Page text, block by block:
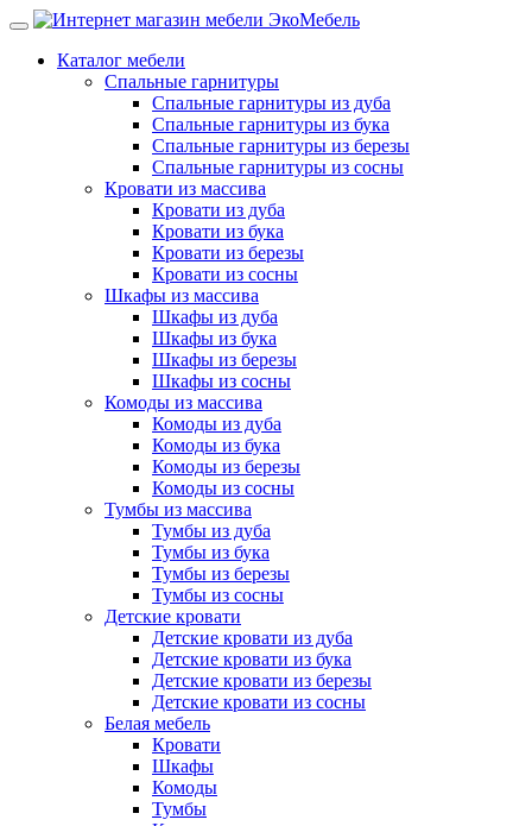
Каталог мебели
Спальные гарнитуры
Спальные гарнитуры из дуба
Спальные гарнитуры из бука
Спальные гарнитуры из березы
Спальные гарнитуры из сосны
Кровати из массива
Кровати из дуба
Кровати из бука
Кровати из березы
Кровати из сосны
Шкафы из массива
Шкафы из дуба
Шкафы из бука
Шкафы из березы
Шкафы из сосны
Комоды из массива
Комоды из дуба
Комоды из бука
Комоды из березы
Комоды из сосны
Тумбы из массива
Тумбы из дуба
Тумбы из бука
Тумбы из березы
Тумбы из сосны
Детские кровати
Детские кровати из дуба
Детские кровати из бука
Детские кровати из березы
Детские кровати из сосны
Белая мебель
Кровати
Шкафы
Комоды
Тумбы